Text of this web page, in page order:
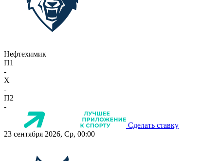
Нефтехимик
П1
-
X
-
П2
-
Сделать ставку
23 сентября 2026, Ср, 00:00